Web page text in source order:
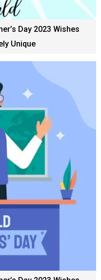
Day 2023 Wishes
Unique